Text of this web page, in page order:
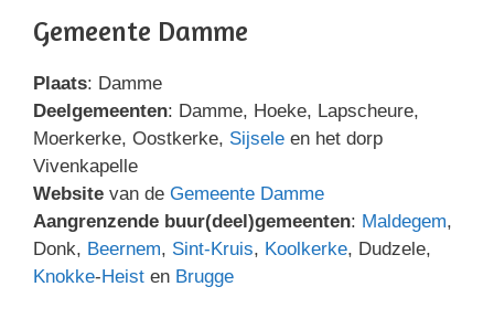
Gemeente Damme
Plaats: Damme
Deelgemeenten: Damme, Hoeke, Lapscheure,
Moerkerke, Oostkerke, Sijsele en het dorp
Vivenkapelle
Website van de Gemeente Damme
Aangrenzende buur(deel)gemeenten: Maldegem,
Donk, Beernem, Sint-Kruis, Koolkerke, Dudzele,
Knokke-Heist en Brugge